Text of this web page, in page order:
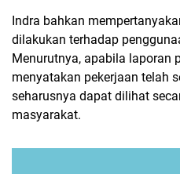
Indra bahkan
dilakukan terhadap
Menurutnya, apabila laporan
menyatakan pekerjaan telah
seharusnya dapat dilihat
masyarakat.